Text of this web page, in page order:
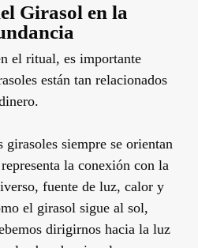
Girasol en la
el ritual, es importante
están tan relacionados
girasoles siempre se orientan
la conexión con la
fuente de luz, calor y
el girasol sigue al sol,
dirigirnos hacia la luz